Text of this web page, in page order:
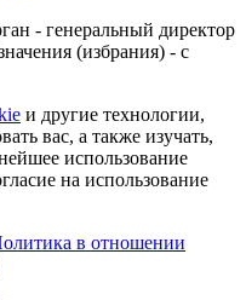
- генеральный директор
(избрания) - с
и другие технологии,
вас, а также изучать,
использование
на использование
в отношении